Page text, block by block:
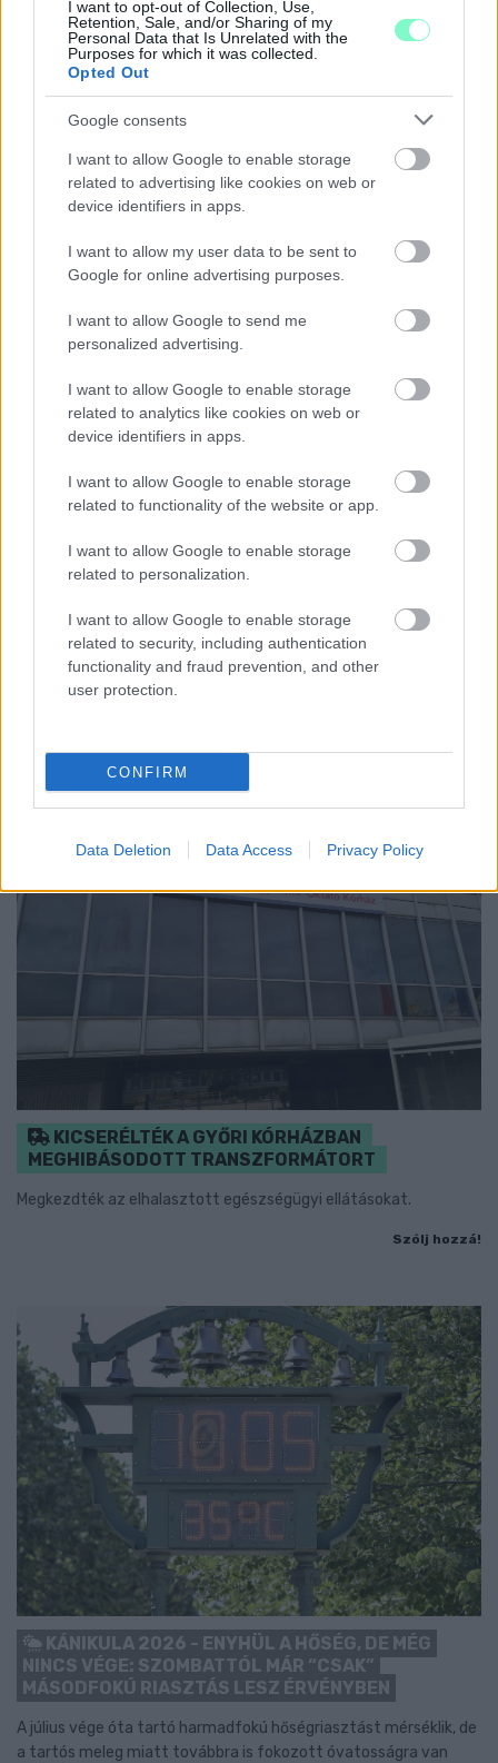
I want to opt-out of Collection, Use,
Retention, Sale, and/or Sharing of my
Personal Data that Is Unrelated with the
Purposes for which it was collected.
Opted Out
Google consents
I want to allow Google to enable storage
related to advertising like cookies on web or
device identifiers in apps.
I want to allow my user data to be sent to
Google for online advertising purposes.
I want to allow Google to send me
personalized advertising.
I want to allow Google to enable storage
related to analytics like cookies on web or
device identifiers in apps.
I want to allow Google to enable storage
related to functionality of the website or app.
I want to allow Google to enable storage
related to personalization.
I want to allow Google to enable storage
related to security, including authentication
functionality and fraud prevention, and other
user protection.
CONFIRM
Data Deletion Data Access Privacy Policy
NAPFOGYATKOZÁS: KÜLÖNLEGES CSILLAGÁSZATI
PROGRAMOK JÖNNEK GYŐRBEN ÉS NYÚLON
Három estén is az égbolt kerül a középpontba: távcsöves
megfigyelések, zenés installációk és lézeres csillagtúrák mellett
augusztus 12-én egy látványos részleges napfogyatkozást is
IGAZI RITKASÁG: KILENC NAPPAL KORÁBBAN
NYITJÁK MEG A FELÚJÍTÁS ALATT ÁLLÓ HECSEI ÚTI
FELÜLJÁRÓT
Hétfőn hajnali négy órától ismét minden közlekedő használhatja
az átkelőt, az autóbuszok is visszatérnek eredeti útvonalukra.
KICSERÉLTÉK A GYŐRI KÓRHÁZBAN
MEGHIBÁSODOTT TRANSZFORMÁTORT
Megkezdték az elhalasztott egészségügyi ellátásokat.
Szólj hozzá!
KÁNIKULA 2026 - ENYHÜL A HŐSÉG, DE MÉG
NINCS VÉGE: SZOMBATTÓL MÁR “CSAK”
MÁSODFOKÚ RIASZTÁS LESZ ÉRVÉNYBEN
A július vége óta tartó harmadfokú hőségriasztást mérséklik, de
a tartós meleg miatt továbbra is fokozott óvatosságra van